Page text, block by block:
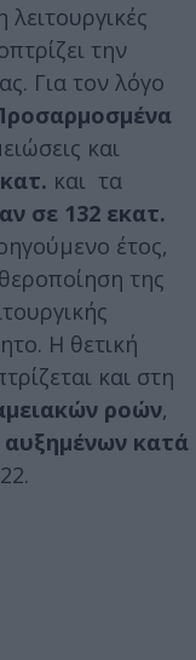
λειτουργικές
την
Για τον λόγο
και
και τα
σε 132 εκατ.
έτος,
της
Η θετική
και στη
ροών,
κατά